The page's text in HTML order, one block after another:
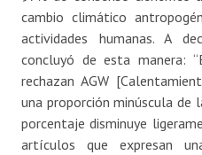
cambio climático
actividades humanas. A
concluyó de esta manera:
rechazan AGW
una proporción minúscula de
porcentaje disminuye
artículos que expresan